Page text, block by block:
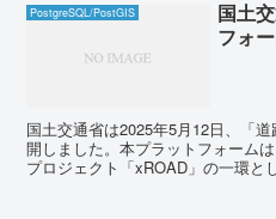
PostgreSQL/PostGIS
国土
フォ
国土交通省は2025年5月12日、「
開しました。本プラットフォーム
プロジェクト「xROAD」の一環と